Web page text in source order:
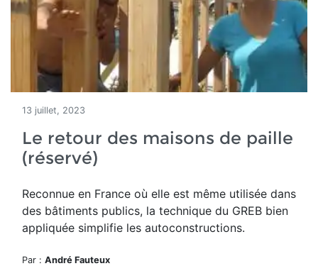
13 juillet, 2023
Le retour des maisons de paille
(réservé)
Reconnue en France où elle est même utilisée dans
des bâtiments publics, la technique du GREB bien
appliquée simplifie les autoconstructions.
Par : André Fauteux